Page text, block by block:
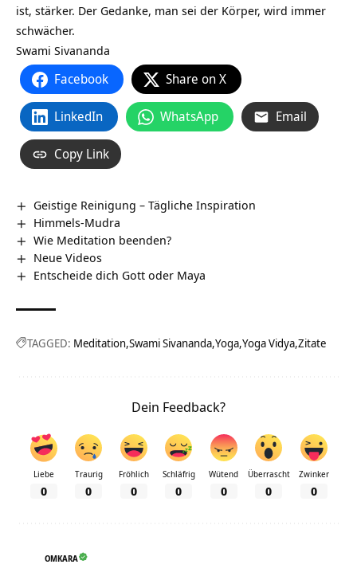
ist, stärker. Der Gedanke, man sei der Körper, wird immer
schwächer.
Swami Sivananda
Facebook Share on X
LinkedIn WhatsApp Email
Copy Link
Geistige Reinigung – Tägliche Inspiration
Himmels-Mudra
Wie Meditation beenden?
Neue Videos
Entscheide dich Gott oder Maya
TAGGED: Meditation Swami Sivananda Yoga Yoga Vidya Zitate
Dein Feedback?
Liebe
0
Traurig
0
Fröhlich
0
Schläfrig
0
Wütend
0
Überrascht
0
Zwinker
0
OMKARA